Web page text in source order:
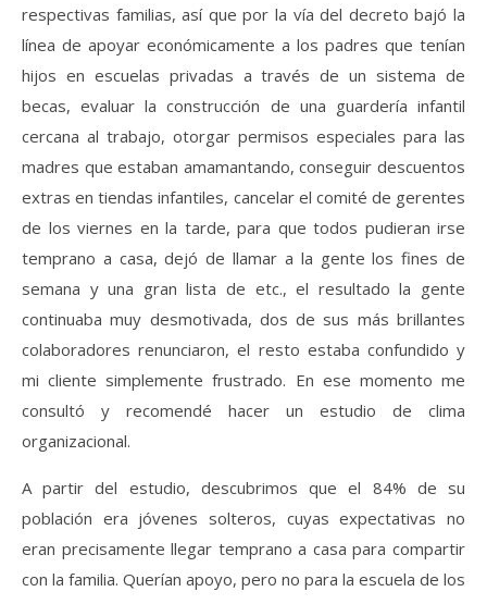
respectivas familias, así que por la vía del decreto bajó la
línea de apoyar económicamente a los padres que tenían
hijos en escuelas privadas a través de un sistema de
becas, evaluar la construcción de una guardería infantil
cercana al trabajo, otorgar permisos especiales para las
madres que estaban amamantando, conseguir descuentos
extras en tiendas infantiles, cancelar el comité de gerentes
de los viernes en la tarde, para que todos pudieran irse
temprano a casa, dejó de llamar a la gente los fines de
semana y una gran lista de etc., el resultado la gente
continuaba muy desmotivada, dos de sus más brillantes
colaboradores renunciaron, el resto estaba confundido y
mi cliente simplemente frustrado. En ese momento me
consultó y recomendé hacer un estudio de clima
organizacional.
A partir del estudio, descubrimos que el 84% de su
población era jóvenes solteros, cuyas expectativas no
eran precisamente llegar temprano a casa para compartir
con la familia. Querían apoyo, pero no para la escuela de los